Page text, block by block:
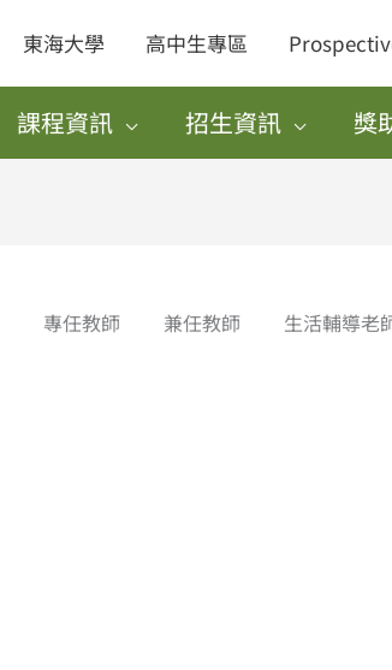
東海大學 高中生專區
課程資訊 招生資訊 獎
專任教師 兼任教師 生活輔導老